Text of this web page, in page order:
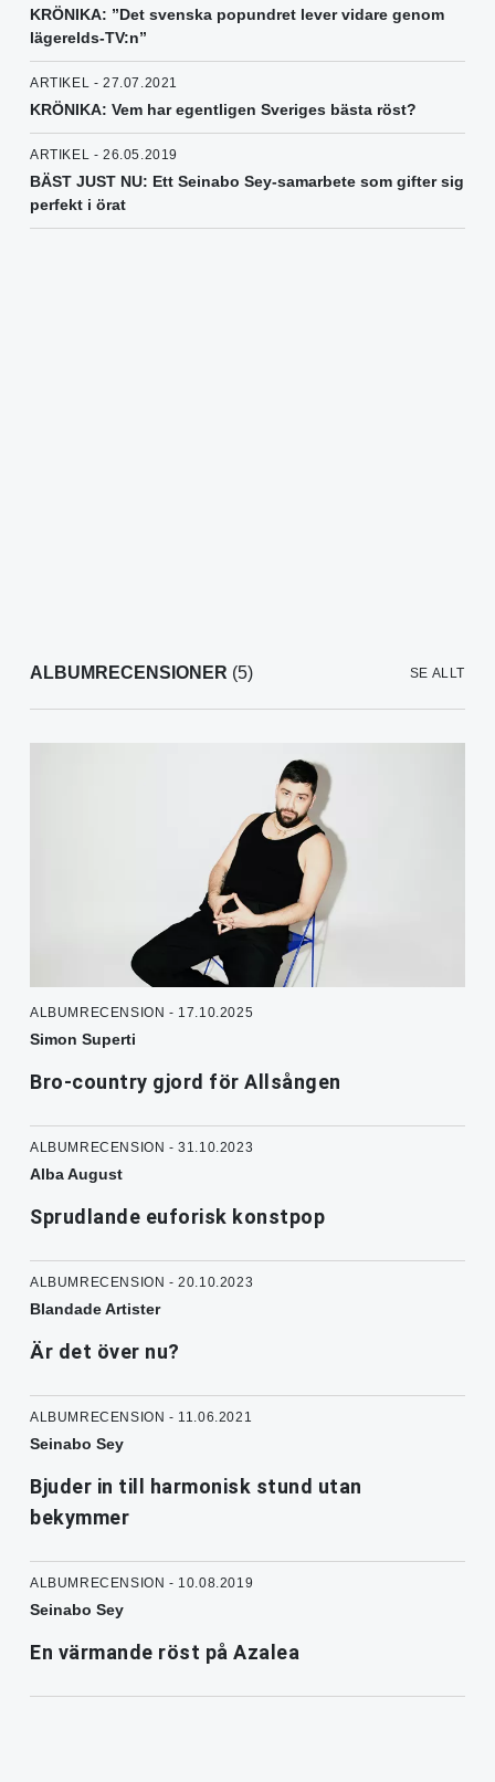
KRÖNIKA: ”Det svenska popundret lever vidare genom
lägerelds-TV:n”
ARTIKEL - 27.07.2021
KRÖNIKA: Vem har egentligen Sveriges bästa röst?
ARTIKEL - 26.05.2019
BÄST JUST NU: Ett Seinabo Sey-samarbete som gifter sig
perfekt i örat
ALBUMRECENSIONER (5) SE ALLT
ALBUMRECENSION - 17.10.2025
Simon Superti
Bro-country gjord för Allsången
ALBUMRECENSION - 31.10.2023
Alba August
Sprudlande euforisk konstpop
ALBUMRECENSION - 20.10.2023
Blandade Artister
Är det över nu?
ALBUMRECENSION - 11.06.2021
Seinabo Sey
Bjuder in till harmonisk stund utan
bekymmer
ALBUMRECENSION - 10.08.2019
Seinabo Sey
En värmande röst på Azalea